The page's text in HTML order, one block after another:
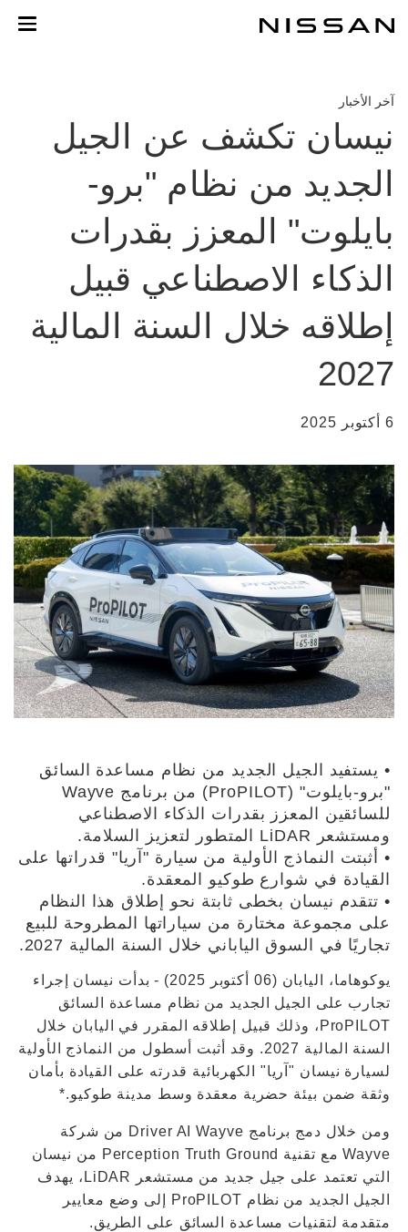
المحتوى
آخر الأخبار
نيسان تكشف عن الجيل
الجديد من نظام "برو-
بايلوت" المعزز بقدرات
الذكاء الاصطناعي قبيل
إطلاقه خلال السنة المالية
2027
6 أكتوبر 2025
• يستفيد الجيل الجديد من نظام مساعدة السائق
"برو-بايلوت" (ProPILOT) من برنامج Wayve
للسائقين المعزز بقدرات الذكاء الاصطناعي
ومستشعر LiDAR المتطور لتعزيز السلامة.
• أثبتت النماذج الأولية من سيارة "آريا" قدراتها على
القيادة في شوارع طوكيو المعقدة.
• تتقدم نيسان بخطى ثابتة نحو إطلاق هذا النظام
على مجموعة مختارة من سياراتها المطروحة للبيع
تجاريًا في السوق الياباني خلال السنة المالية 2027.
يوكوهاما، اليابان (06 أكتوبر 2025) - بدأت نيسان إجراء
تجارب على الجيل الجديد من نظام مساعدة السائق
ProPILOT، وذلك قبيل إطلاقه المقرر في اليابان خلال
السنة المالية 2027. وقد أثبت أسطول من النماذج الأولية
لسيارة نيسان "آريا" الكهربائية قدرته على القيادة بأمان
وثقة ضمن بيئة حضرية معقدة وسط مدينة طوكيو.*
ومن خلال دمج برنامج Driver AI Wayve من شركة
Wayve مع تقنية Perception Truth Ground من نيسان
التي تعتمد على جيل جديد من مستشعر LiDAR، يهدف
الجيل الجديد من نظام ProPILOT إلى وضع معايير
متقدمة لتقنيات مساعدة السائق على الطريق.